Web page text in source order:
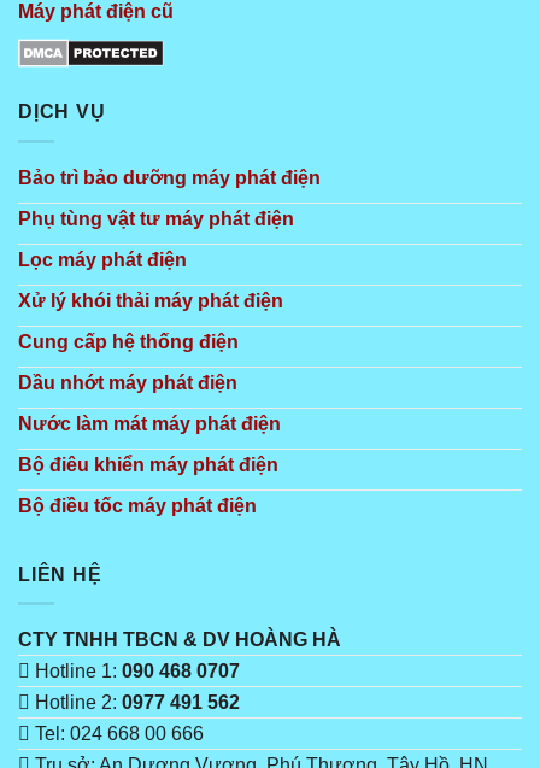
Máy phát điện cũ
DỊCH VỤ
Bảo trì bảo dưỡng máy phát điện
Phụ tùng vật tư máy phát điện
Lọc máy phát điện
Xử lý khói thải máy phát điện
Cung cấp hệ thống điện
Dầu nhớt máy phát điện
Nước làm mát máy phát điện
Bộ điêu khiển máy phát điện
Bộ điều tốc máy phát điện
LIÊN HỆ
CTY TNHH TBCN & DV HOÀNG HÀ
Hotline 1: 090 468 0707
Hotline 2: 0977 491 562
Tel: 024 668 00 666